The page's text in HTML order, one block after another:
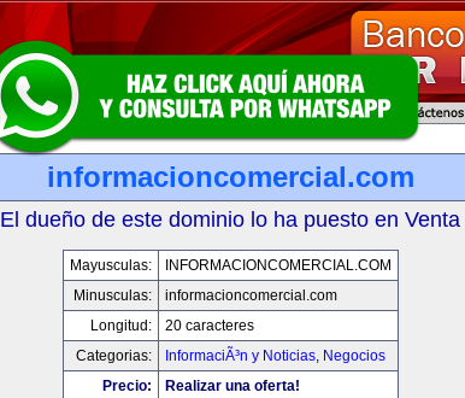
informacioncomercial.com
El dueño de este dominio lo ha puesto en Venta
Mayusculas:
INFORMACIONCOMERCIAL.COM
Minusculas:
informacioncomercial.com
Longitud:
20 caracteres
Categorias:
InformaciÃ³n y Noticias, Negocios
Precio:
Realizar una oferta!